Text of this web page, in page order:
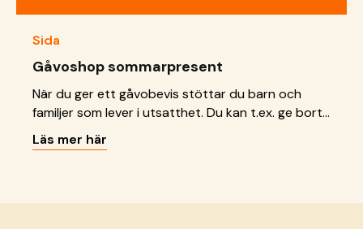
Sida
Gåvoshop sommarpresent
När du ger ett gåvobevis stöttar du barn och
familjer som lever i utsatthet. Du kan t.ex. ge bort
ett gåvobevis i bröllopsgåva, dopgåva eller
födelsedagspresent!
Läs mer här